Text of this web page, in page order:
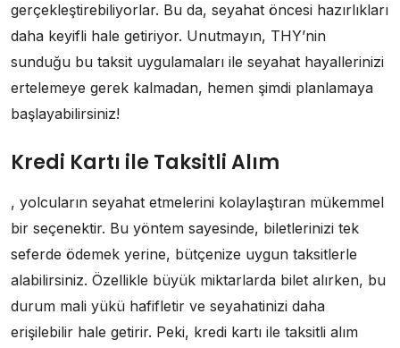
gerçekleştirebiliyorlar. Bu da, seyahat öncesi hazırlıkları
daha keyifli hale getiriyor. Unutmayın, THY’nin
sunduğu bu taksit uygulamaları ile seyahat hayallerinizi
ertelemeye gerek kalmadan, hemen şimdi planlamaya
başlayabilirsiniz!
Kredi Kartı ile Taksitli Alım
, yolcuların seyahat etmelerini kolaylaştıran mükemmel
bir seçenektir. Bu yöntem sayesinde, biletlerinizi tek
seferde ödemek yerine, bütçenize uygun taksitlerle
alabilirsiniz. Özellikle büyük miktarlarda bilet alırken, bu
durum mali yükü hafifletir ve seyahatinizi daha
erişilebilir hale getirir. Peki, kredi kartı ile taksitli alım